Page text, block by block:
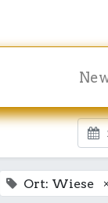
Ort: Wiese ×